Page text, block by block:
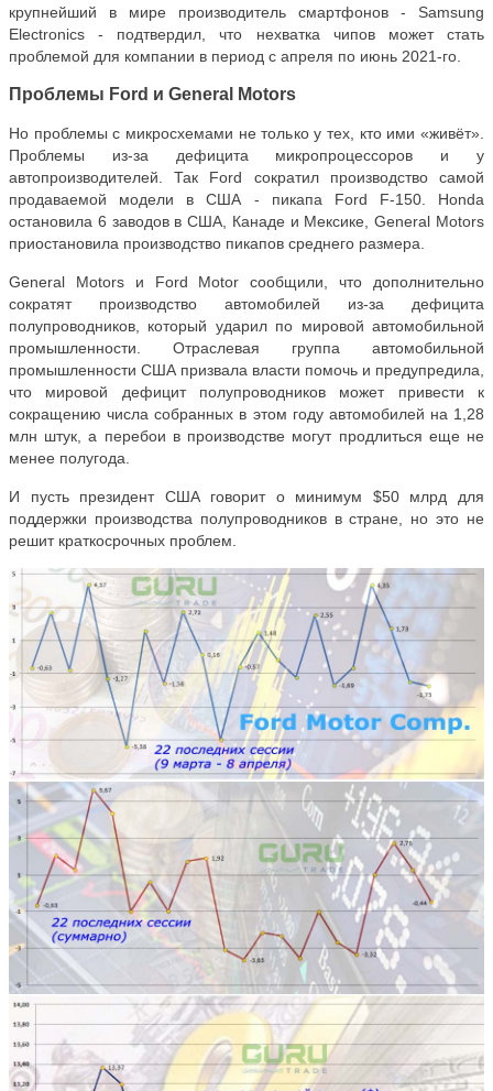
крупнейший в мире производитель смартфонов - Samsung
Electronics - подтвердил, что нехватка чипов может стать
проблемой для компании в период с апреля по июнь 2021-го.
Проблемы Ford и General Motors
Но проблемы с микросхемами не только у тех, кто ими «живёт».
Проблемы из-за дефицита микропроцессоров и у
автопроизводителей. Так Ford сократил производство самой
продаваемой модели в США - пикапа Ford F-150. Honda
остановила 6 заводов в США, Канаде и Мексике, General Motors
приостановила производство пикапов среднего размера.
General Motors и Ford Motor сообщили, что дополнительно
сократят производство автомобилей из-за дефицита
полупроводников, который ударил по мировой автомобильной
промышленности. Отраслевая группа автомобильной
промышленности США призвала власти помочь и предупредила,
что мировой дефицит полупроводников может привести к
сокращению числа собранных в этом году автомобилей на 1,28
млн штук, а перебои в производстве могут продлиться еще не
менее полугода.
И пусть президент США говорит о минимум $50 млрд для
поддержки производства полупроводников в стране, но это не
решит краткосрочных проблем.